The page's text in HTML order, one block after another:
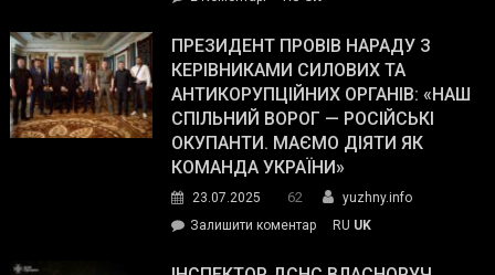
Street
Journal.
Південному
працівникам
ОПЗ
з
матеріального
резерву
гуманітарну
допомогу
ПРЕЗИДЕНТ ПРОВІВ НАРАДУ З
КЕРІВНИКАМИ СИЛОВИХ ТА
АНТИКОРУПЦІЙНИХ ОРГАНІВ: «НАШ
СПІЛЬНИЙ ВОРОГ — РОСІЙСЬКІ
ОКУПАНТИ. МАЄМО ДІЯТИ ЯК
КОМАНДА УКРАЇНИ»
23.07.2025 62
yuzhny.info
Залишити коментарon
провів
RU UK